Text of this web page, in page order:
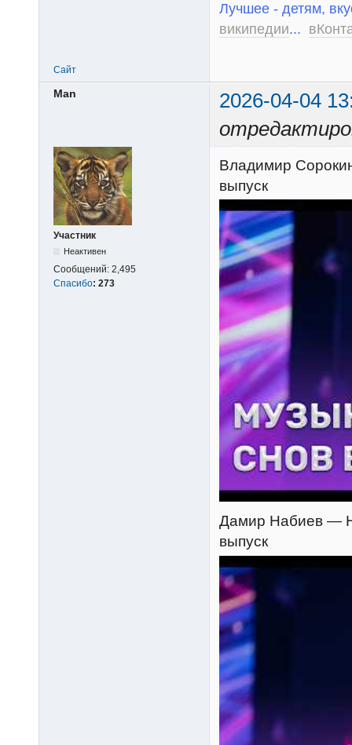
Лучшее - детям,
википедии...
Сайт
Man
2026-04-04
Участник
Неактивен
Сообщений: 2,495
Спасибо: 273
Владимир
выпуск
Дамир Набиев —
выпуск